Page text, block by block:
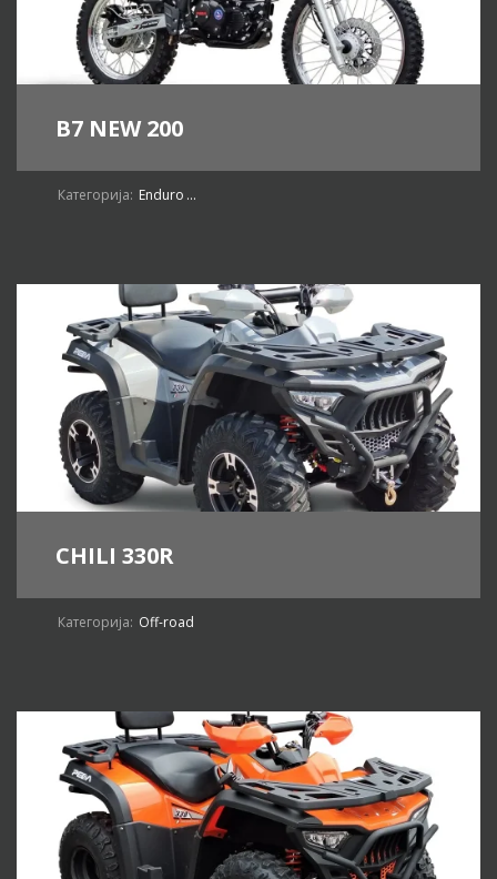
B7 NEW 200
Категорија: Enduro ...
CHILI 330R
Категорија: Off-road